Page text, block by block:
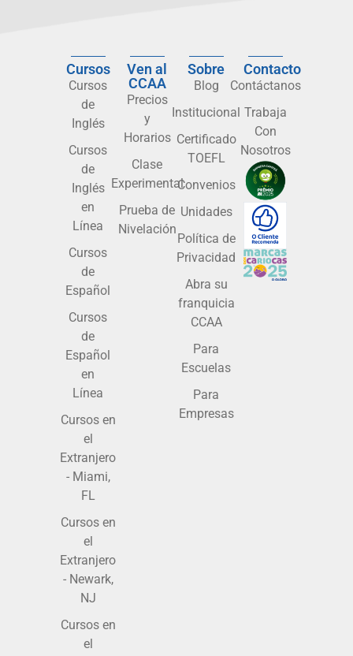
Cursos
Cursos
de
Inglés
Cursos
de
Inglés
en
Línea
Cursos
de
Español
Cursos
de
Español
en
Línea
Cursos en
el
Extranjero
- Miami,
FL
Cursos en
el
Extranjero
- Newark,
NJ
Cursos en
el
Ven al
CCAA
Precios
y
Horarios
Clase
Experimental
Prueba de
Nivelación
Sobre
Blog
Institucional
Certificado
TOEFL
Convenios
Unidades
Política de
Privacidad
Abra su
franquicia
CCAA
Para
Escuelas
Para
Empresas
Contacto
Contáctanos
Trabaja
Con
Nosotros